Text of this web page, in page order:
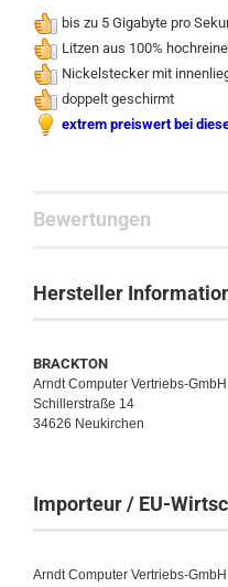
bis zu 5 Gigabyte pro
Litzen aus 100%
Nickelstecker mit
doppelt geschirmt
extrem preiswert bei
Bewertungen
Hersteller
BRACKTON
Arndt Computer Vertriebs-GmbH
Schillerstraße 14
34626 Neukirchen
Importeur / EU-
Arndt Computer Vertriebs-GmbH